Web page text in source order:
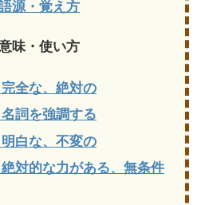
源・覚え方
味・使い方
全な、絶対の
詞を強調する
白な、不変の
対的な力がある、無条件